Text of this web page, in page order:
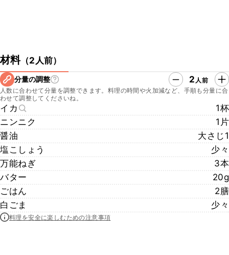
材料（2人前）
分量の調整 2 人前
人数に合わせて分量を調整できます。料理の時間や火加減など、手順も分量に合
わせて調整してくださいね。
イカ
1杯
ニンニク
1片
醤油
大さじ1
塩こしょう
少々
万能ねぎ
3本
バター
20g
ごはん
2膳
白ごま
少々
料理を安全に楽しむための注意事項